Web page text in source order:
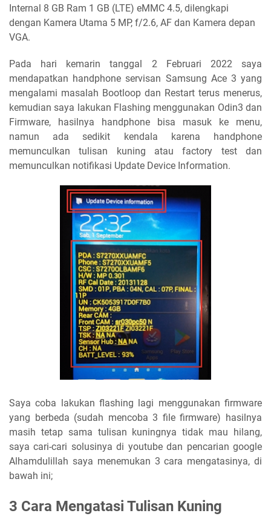
Internal 8 GB Ram 1 GB (LTE) eMMC 4.5, dilengkapi
dengan Kamera Utama 5 MP, f/2.6, AF dan Kamera depan
VGA.
Pada hari kemarin tanggal 2 Februari 2022 saya
mendapatkan handphone servisan Samsung Ace 3 yang
mengalami masalah Bootloop dan Restart terus menerus,
kemudian saya lakukan Flashing menggunakan Odin3 dan
Firmware, hasilnya handphone bisa masuk ke menu,
namun ada sedikit kendala karena handphone
memunculkan tulisan kuning atau factory test dan
memunculkan notifikasi Update Device Information.
Saya coba lakukan flashing lagi menggunakan firmware
yang berbeda (sudah mencoba 3 file firmware) hasilnya
masih tetap sama tulisan kuningnya tidak mau hilang,
saya cari-cari solusinya di youtube dan pencarian google
Alhamdulillah saya menemukan 3 cara mengatasinya, di
bawah ini;
3 Cara Mengatasi Tulisan Kuning